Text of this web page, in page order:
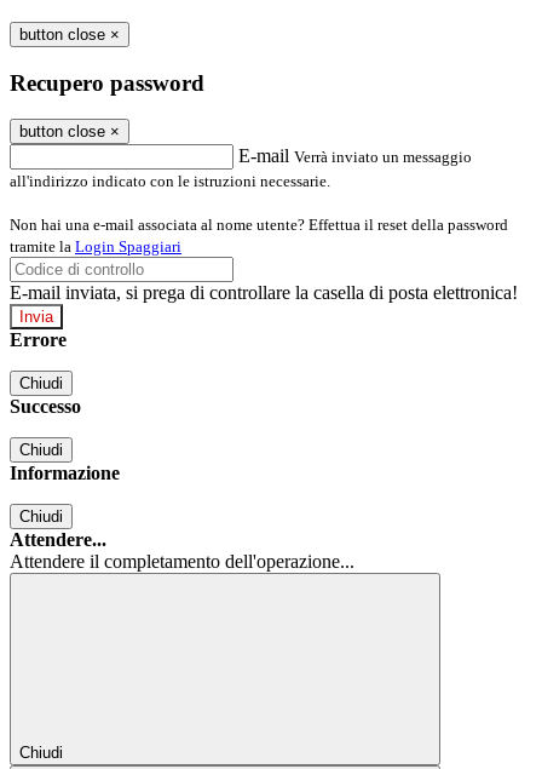
button close ×
Recupero password
button close ×
E-mail Verrà inviato un messaggio
all'indirizzo indicato con le istruzioni necessarie.
Non hai una e-mail associata al nome utente? Effettua il reset della password
tramite la Login Spaggiari
E-mail inviata, si prega di controllare la casella di posta elettronica!
Errore
Chiudi
Successo
Chiudi
Informazione
Chiudi
Attendere...
Attendere il completamento dell'operazione...
Chiudi